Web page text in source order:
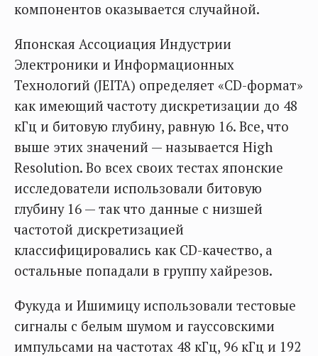
компонентов оказывается случайной.
Японская Ассоциация Индустрии
Электроники и Информационных
Технологий (JEITA) определяет «CD-формат»
как имеющий частоту дискретизации до 48
кГц и битовую глубину, равную 16. Все, что
выше этих значений — называется High
Resolution. Во всех своих тестах японские
исследователи использовали битовую
глубину 16 — так что данные с низшей
частотой дискретизацией
классифицировались как CD-качество, а
остальные попадали в группу хайрезов.
Фукуда и Ишимицу использовали тестовые
сигналы с белым шумом и гауссовскими
импульсами на частотах 48 кГц, 96 кГц и 192